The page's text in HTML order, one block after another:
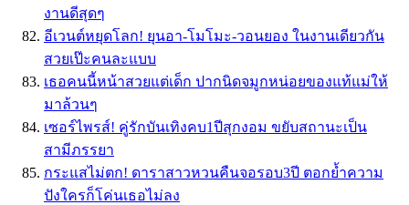
งานดีสุดๆ
อีเวนต์หยุดโลก! ยุนอา-โมโมะ-วอนยอง ในงานเดียวกัน
สวยเป๊ะคนละแบบ
เธอคนนี้หน้าสวยแต่เด็ก ปากนิดจมูกหน่อยของแท้แม่ให้
มาล้วนๆ
เซอร์ไพรส์! คู่รักบันเทิงคบ1ปีสุกงอม ขยับสถานะเป็น
สามีภรรยา
กระแสไม่ตก! ดาราสาวหวนคืนจอรอบ3ปี ตอกย้ำความ
ปังใครก็โค่นเธอไม่ลง